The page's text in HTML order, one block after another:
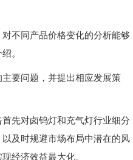
不同产品价格变化的分析能够
。
要问题，并提出相应发展策
先对卤钨灯和充气灯行业细分
及时规避市场布局中潜在的风
经济效益最大化。